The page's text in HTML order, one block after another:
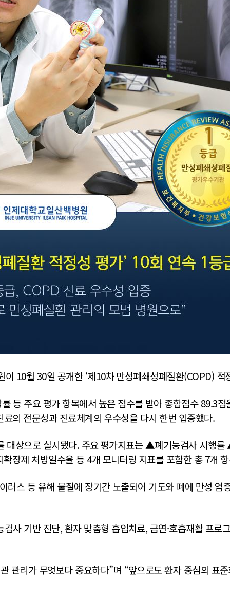
10월 30일 공개한 ‘제10차 만성폐쇄성폐질환(COPD)
등 주요 평가 항목에서 높은 점수를 받아 종합점수 89.3
의 전문성과 진료체계의 우수성을 다시 한번 입증했다.
대상으로 실시됐다. 주요 평가지표는 ▲폐기능검사 시행
제 처방일수율 등 4개 모니터링 지표를 포함한 총 7개
러스 등 유해 물질에 장기간 노출되어 기도와 폐에 만성
사 기반 진단, 환자 맞춤형 흡입치료, 금연·호흡재활 프
관리가 무엇보다 중요하다”며 “앞으로도 환자 중심의 표